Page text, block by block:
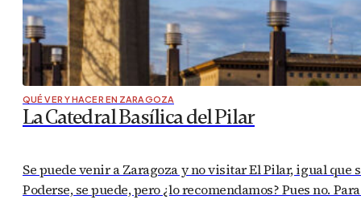
QUÉ VER Y HACER EN ZARAGOZA
La Catedral Basílica del Pilar
Se puede venir a Zaragoza y no visitar El Pilar, igual que
Poderse, se puede, pero ¿lo recomendamos? Pues no.